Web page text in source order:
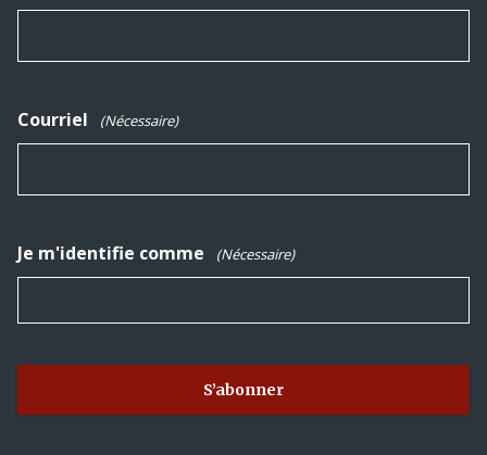
Courriel (Nécessaire)
Je m'identifie comme (Nécessaire)